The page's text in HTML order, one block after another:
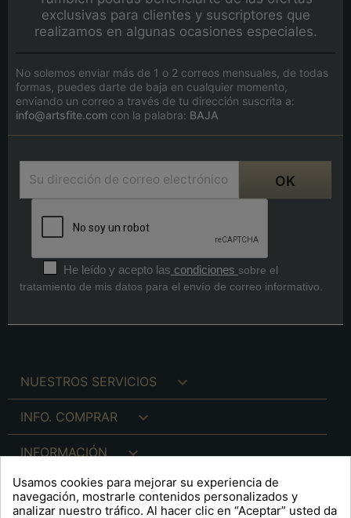
exclusivas para clientes y suscriptores que
realizamos en algunas ocasiones especiales.
No solemos enviar más de 1 o 2 correos mensuales, de todas
formas, puedes darte de baja en cualquier momento,
enviando un correo a través de tu dirección suscrita a:
info@artsfite.com con la palabra: BAJA
He leído y acepto las condiciones sobre el
tratamiento de mis datos para el envío de correo informativo.
NUESTROS SERVICIOS 
INFO. COMPRAR 
INFORMACIÓN 
INFO. LEGAL 
Usamos cookies para mejorar su experiencia de
navegación, mostrarle contenidos personalizados y
analizar nuestro tráfico. Al hacer clic en “Aceptar” usted da